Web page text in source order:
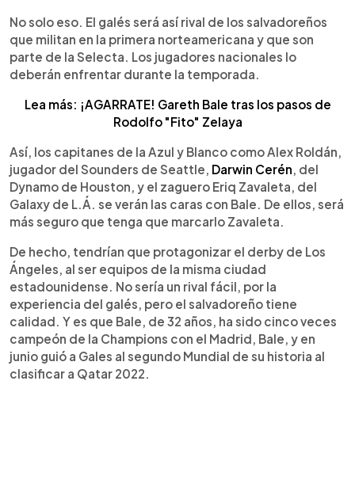
No solo eso. El galés será así rival de los salvadoreños
que militan en la primera norteamericana y que son
parte de la Selecta. Los jugadores nacionales lo
deberán enfrentar durante la temporada.
Lea más: ¡AGARRATE! Gareth Bale tras los pasos de
Rodolfo "Fito" Zelaya
Así, los capitanes de la Azul y Blanco como Alex Roldán,
jugador del Sounders de Seattle, Darwin Cerén , del
Dynamo de Houston, y el zaguero Eriq Zavaleta, del
Galaxy de L.Á. se verán las caras con Bale. De ellos, será
más seguro que tenga que marcarlo Zavaleta.
De hecho, tendrían que protagonizar el derby de Los
Ángeles, al ser equipos de la misma ciudad
estadounidense. No sería un rival fácil, por la
experiencia del galés, pero el salvadoreño tiene
calidad. Y es que Bale, de 32 años, ha sido cinco veces
campeón de la Champions con el Madrid, Bale, y en
junio guió a Gales al segundo Mundial de su historia al
clasificar a Qatar 2022.